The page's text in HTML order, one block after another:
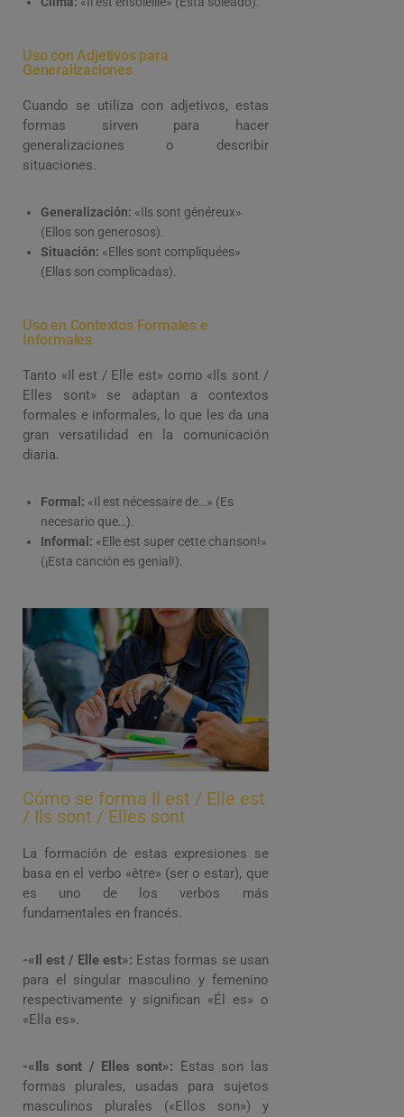
Uso con Adjetivos para
Generalizaciones
Cuando se utiliza con adjetivos, estas
formas sirven para hacer
generalizaciones o describir
situaciones.
Generalización: «Ils sont généreux»
(Ellos son generosos).
Situación: «Elles sont compliquées»
(Ellas son complicadas).
Uso en Contextos Formales e
Informales
Tanto «Il est / Elle est» como «Ils sont /
Elles sont» se adaptan a contextos
formales e informales, lo que les da una
gran versatilidad en la comunicación
diaria.
Formal: «Il est nécessaire de…» (Es
necesario que…).
Informal: «Elle est super cette chanson!»
(¡Esta canción es genial!).
Cómo se forma Il est / Elle est
/ Ils sont / Elles sont
La formación de estas expresiones se
basa en el verbo «être» (ser o estar), que
es uno de los verbos más
fundamentales en francés.
-«Il est / Elle est»: Estas formas se usan
para el singular masculino y femenino
respectivamente y significan «Él es» o
«Ella es».
-«Ils sont / Elles sont»: Estas son las
formas plurales, usadas para sujetos
masculinos plurales («Ellos son») y